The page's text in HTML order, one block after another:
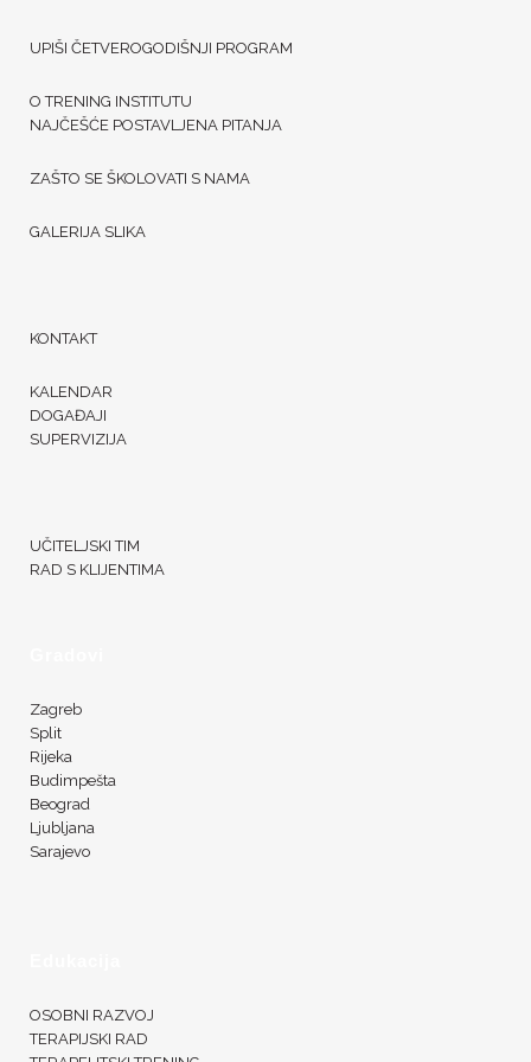
UPIŠI ČETVEROGODIŠNJI PROGRAM
O TRENING INSTITUTU
NAJČEŠĆE POSTAVLJENA PITANJA
ZAŠTO SE ŠKOLOVATI S NAMA
GALERIJA SLIKA
KONTAKT
KALENDAR
DOGAĐAJI
SUPERVIZIJA
UČITELJSKI TIM
RAD S KLIJENTIMA
Zagreb
Split
Rijeka
Budimpešta
Beograd
Ljubljana
Sarajevo
OSOBNI RAZVOJ
TERAPIJSKI RAD